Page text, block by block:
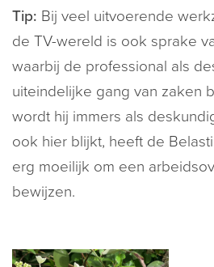
Tip: Bij veel uitvoerende
de TV-wereld is ook sprake
waarbij de professional als
uiteindelijke gang van zaken
wordt hij immers als
ook hier blijkt, heeft de
erg moeilijk om een
bewijzen.